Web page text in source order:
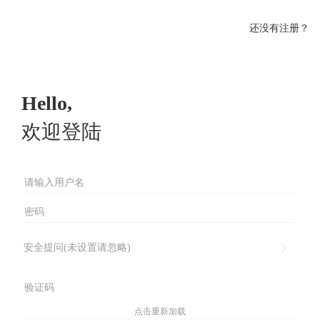
还没有注册？
Hello,
欢迎登陆
安全提问(未设置请忽略)
点击重新加载